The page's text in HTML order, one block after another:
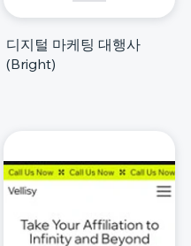
디지털 마케팅 대행사
(Bright)